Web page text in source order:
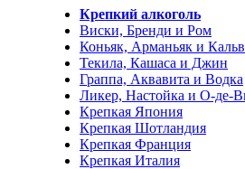
Крепкий алкоголь
Виски, Бренди и Ром
Коньяк, Арманьяк и
Текила, Кашаса и Джин
Граппа, Аквавита и Водка
Ликер, Настойка и О-де-
Крепкая Япония
Крепкая Шотландия
Крепкая Франция
Крепкая Италия